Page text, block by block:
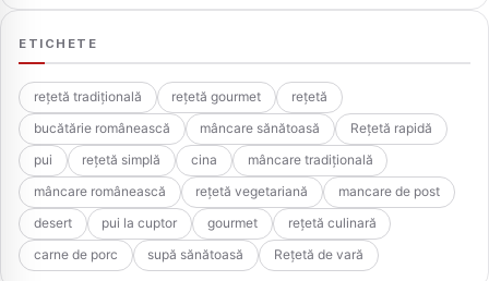
ETICHETE
rețetă tradițională rețetă gourmet
rețetă
bucătărie românească
mâncare sănătoasă
Rețetă rapidă
pui
rețetă simplă cina
mâncare tradițională
mâncare românească
rețetă vegetariană
mancare de post
desert
pui la cuptor gourmet
rețetă culinară
carne de porc
supă sănătoasă Rețetă de vară